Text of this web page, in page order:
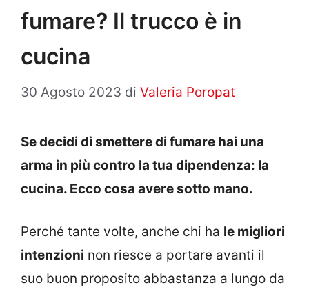
fumare? Il trucco è in
cucina
30 Agosto 2023 di Valeria Poropat
Se decidi di smettere di fumare hai una
arma in più contro la tua dipendenza: la
cucina. Ecco cosa avere sotto mano.
Perché tante volte, anche chi ha le migliori
intenzioni non riesce a portare avanti il
suo buon proposito abbastanza a lungo da